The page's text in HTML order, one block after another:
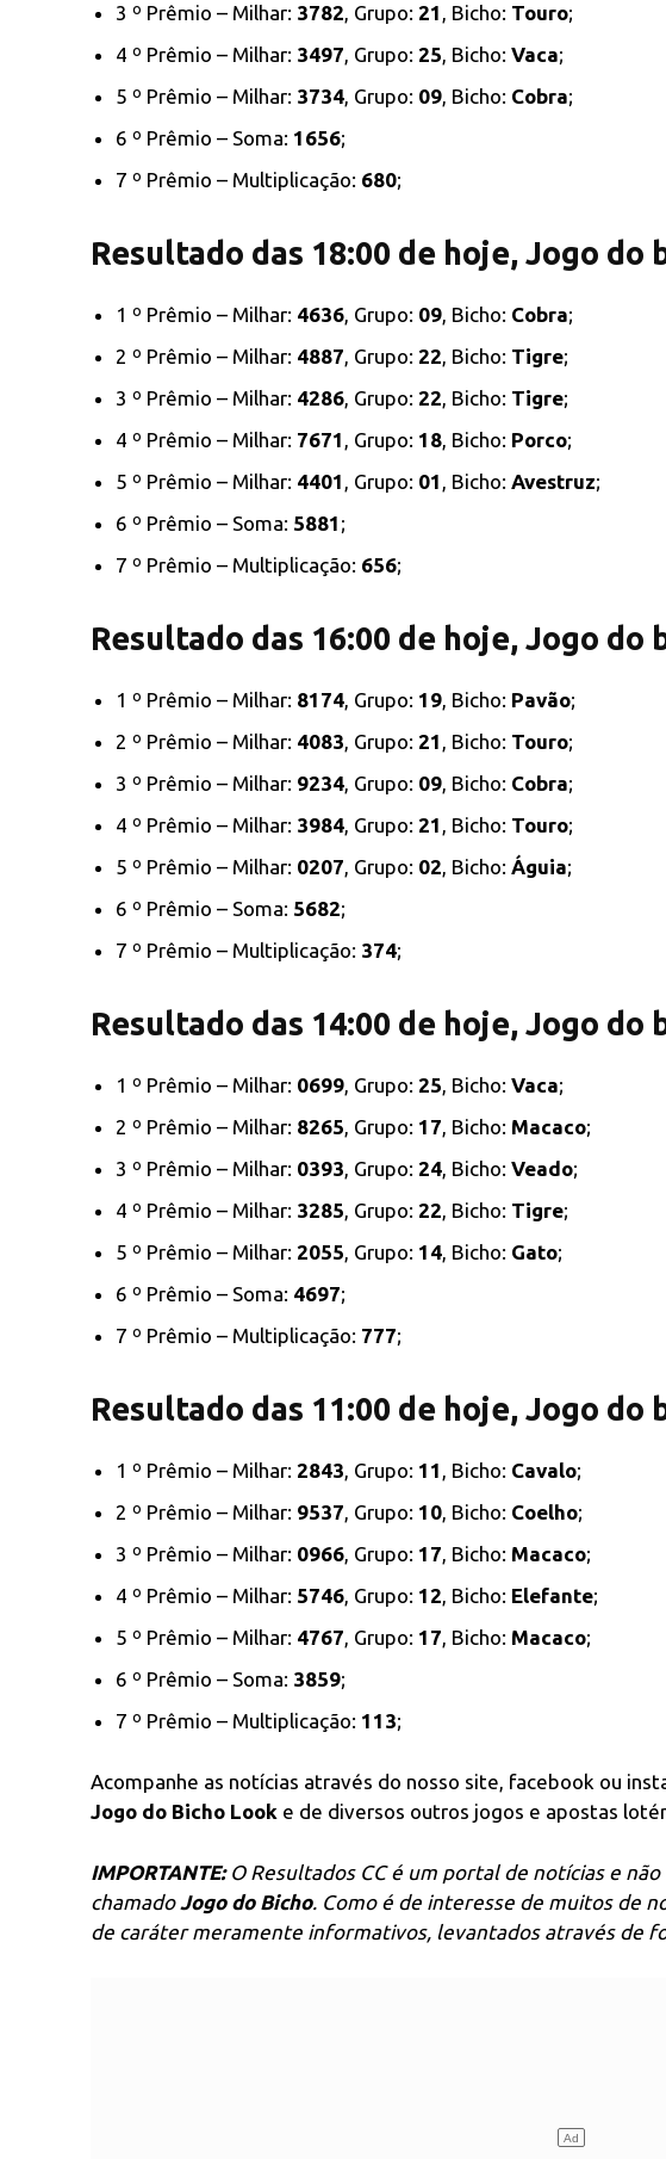
3 º Prêmio – Milhar: 3782, Grupo: 21 , Bicho: Touro;
4 º Prêmio – Milhar: 3497, Grupo: 25, Bicho: Vaca;
5 º Prêmio – Milhar: 3734, Grupo: 09, Bicho: Cobra;
6 º Prêmio – Soma: 1656;
7 º Prêmio – Multiplicação: 680;
Resultado das 18:00 de hoje, Jogo do
1 º Prêmio – Milhar: 4636, Grupo: 09, Bicho: Cobra;
2 º Prêmio – Milhar: 4887, Grupo: 22, Bicho: Tigre;
3 º Prêmio – Milhar: 4286, Grupo: 22, Bicho: Tigre;
4 º Prêmio – Milhar: 7671 , Grupo: 18, Bicho: Porco;
5 º Prêmio – Milhar: 4401 , Grupo: 01 , Bicho: Avestruz;
6 º Prêmio – Soma: 5881 ;
7 º Prêmio – Multiplicação: 656;
Resultado das 16:00 de hoje, Jogo do
1 º Prêmio – Milhar: 8174, Grupo: 19, Bicho: Pavão;
2 º Prêmio – Milhar: 4083, Grupo: 21 , Bicho: Touro;
3 º Prêmio – Milhar: 9234, Grupo: 09, Bicho: Cobra;
4 º Prêmio – Milhar: 3984, Grupo: 21 , Bicho: Touro;
5 º Prêmio – Milhar: 0207, Grupo: 02, Bicho: Águia;
6 º Prêmio – Soma: 5682;
7 º Prêmio – Multiplicação: 374;
Resultado das 14:00 de hoje, Jogo do
1 º Prêmio – Milhar: 0699, Grupo: 25, Bicho: Vaca;
2 º Prêmio – Milhar: 8265, Grupo: 17, Bicho: Macaco;
3 º Prêmio – Milhar: 0393, Grupo: 24, Bicho: Veado;
4 º Prêmio – Milhar: 3285, Grupo: 22, Bicho: Tigre;
5 º Prêmio – Milhar: 2055, Grupo: 14, Bicho: Gato;
6 º Prêmio – Soma: 4697;
7 º Prêmio – Multiplicação: 777;
Resultado das 11:00 de hoje, Jogo do
1 º Prêmio – Milhar: 2843, Grupo: 11 , Bicho: Cavalo;
2 º Prêmio – Milhar: 9537, Grupo: 10, Bicho: Coelho;
3 º Prêmio – Milhar: 0966, Grupo: 17, Bicho: Macaco;
4 º Prêmio – Milhar: 5746, Grupo: 12, Bicho: Elefante;
5 º Prêmio – Milhar: 4767, Grupo: 17, Bicho: Macaco;
6 º Prêmio – Soma: 3859;
7 º Prêmio – Multiplicação: 113;
Acompanhe as notícias através do nosso site, facebook ou
Jogo do Bicho Look e de diversos outros jogos e apostas
IMPORTANTE:O Resultados CC é um portal de notícias e
chamadoJogo do Bicho. Como é de interesse de muitos de
de caráter meramente informativos, levantados através de